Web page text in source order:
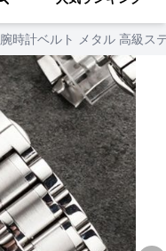
腕時計ベルト メタル 高級ス